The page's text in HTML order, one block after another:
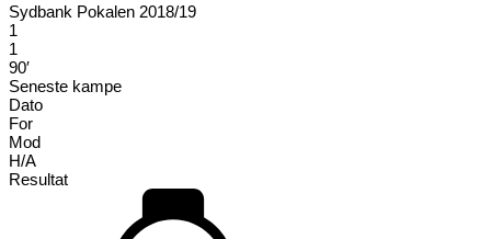
Sydbank Pokalen 2018/19
1
1
90′
Seneste kampe
Dato
For
Mod
H/A
Resultat